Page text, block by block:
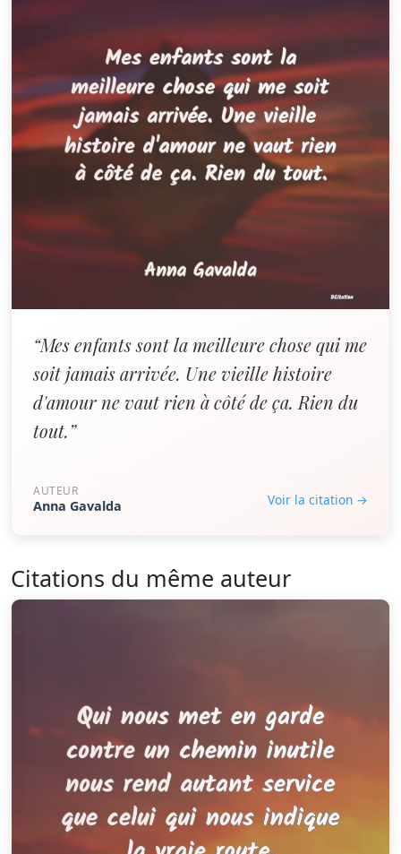
“Mes enfants sont la meilleure chose qui me
soit jamais arrivée. Une vieille histoire
d'amour ne vaut rien à côté de ça. Rien du
tout.”
AUTEUR
Anna Gavalda Voir la citation →
Citations du même auteur